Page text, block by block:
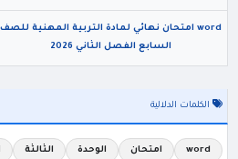
word امتحان نهائي لمادة التربية المهنية للصف
السابع الفصل الثاني 2026
الكلمات الدلالية
word امتحان الوحدة الثالثة